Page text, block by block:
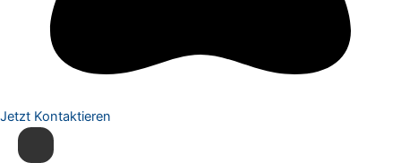
Jetzt Kontaktieren